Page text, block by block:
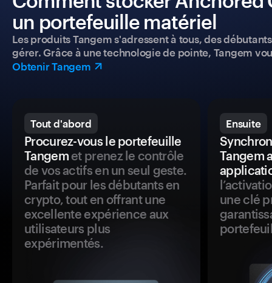
un portefeuille matériel
Les produits Tangem s'adressent à tous, des
gérer. Grâce à une technologie de pointe, Tangem
Obtenir Tangem
Tout d'abord
Procurez-vous le portefeuille
Tangemet prenez le contrôle
de vos actifs en un seul geste.
Parfait pour les débutants en
crypto, tout en offrant une
excellente expérience aux
utilisateurs plus
expérimentés.
Ensuite
Tangem
une clé